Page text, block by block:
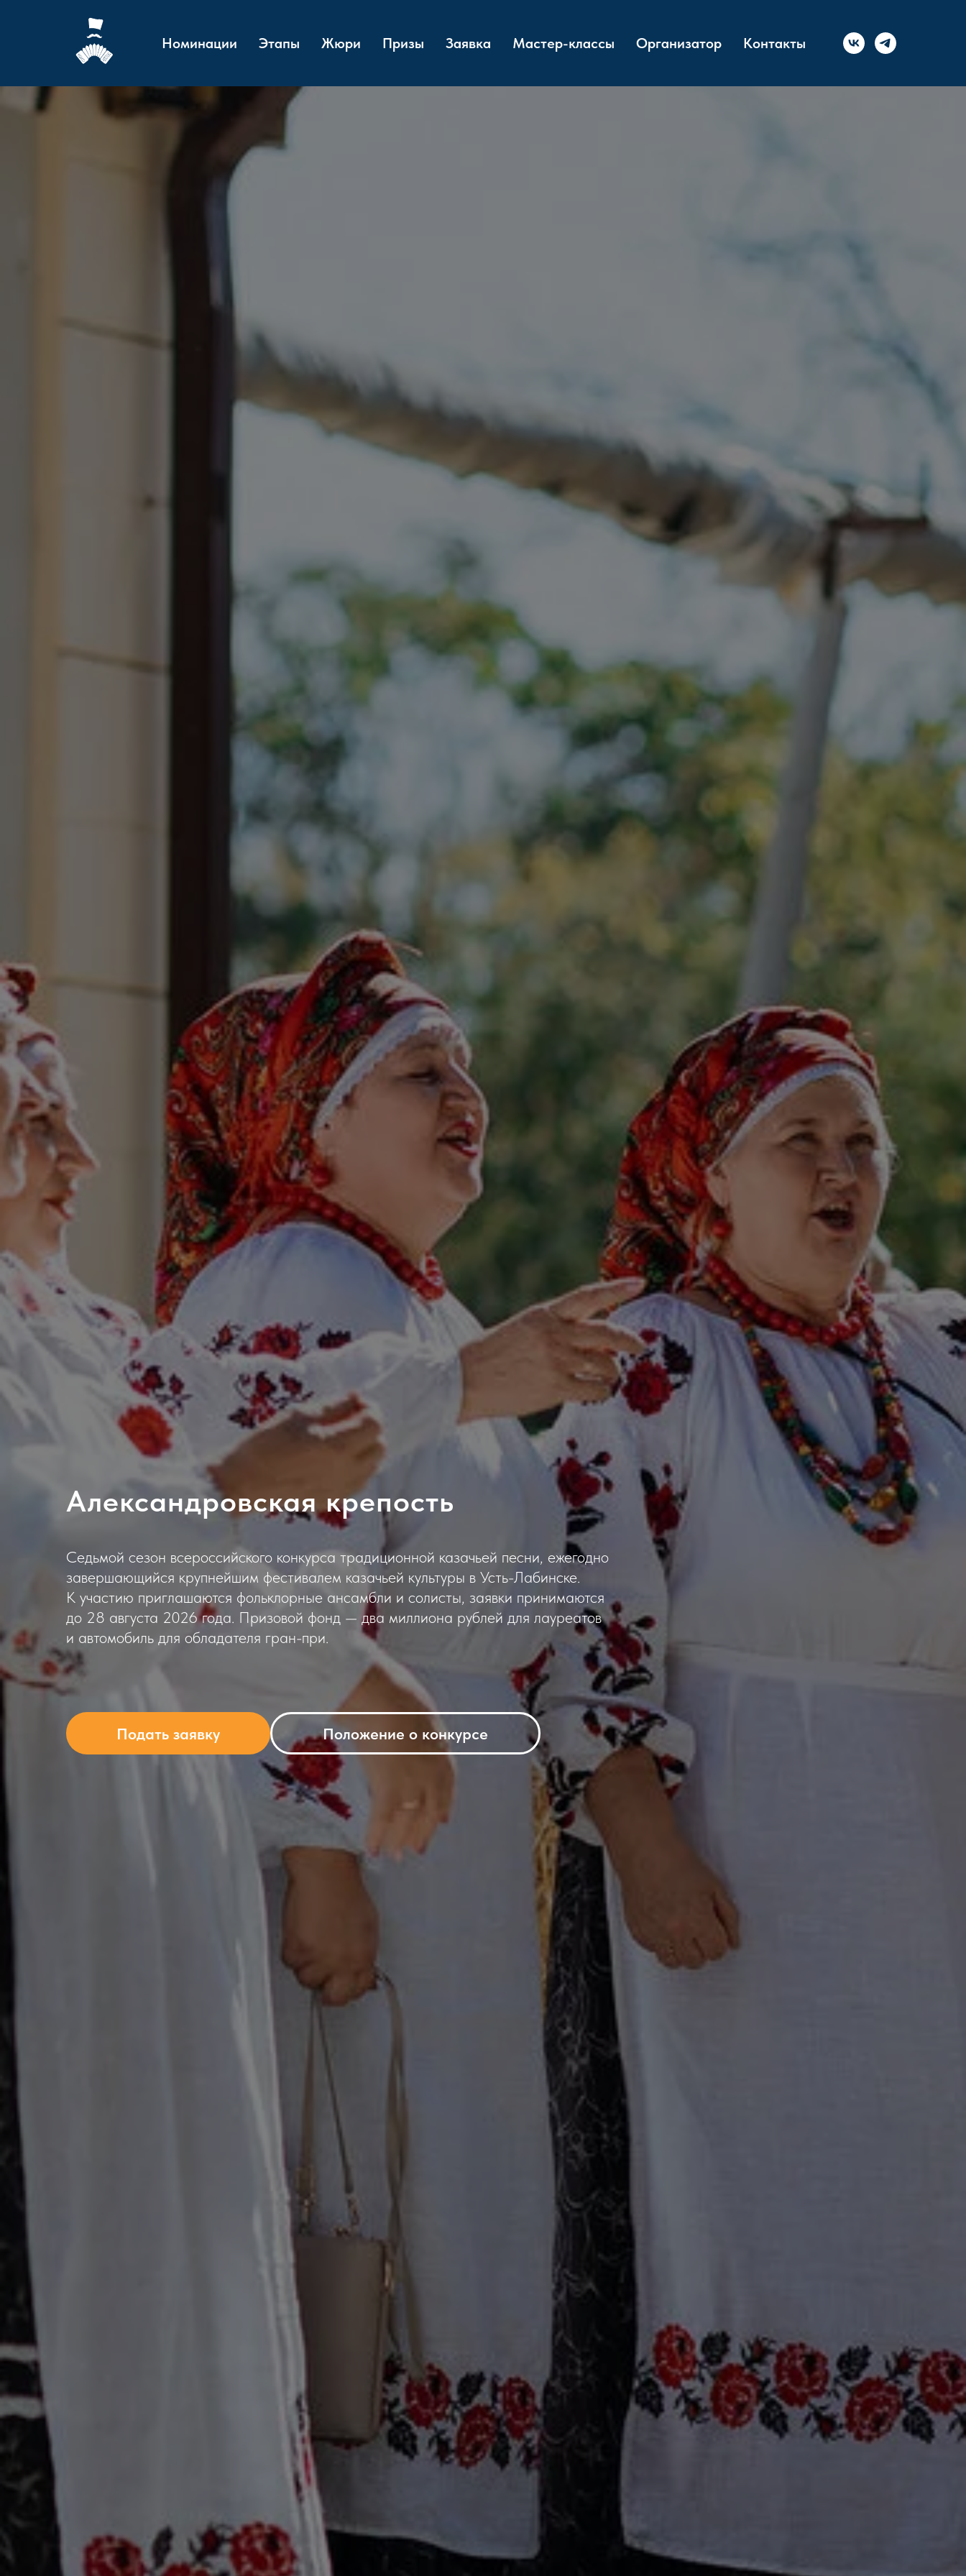
Номинации Этапы Жюри Призы Заявка Мастер-классы Организатор Контакты
Александровская крепость
Седьмой сезон всероссийского конкурса традиционной казачьей песни, ежегодно
завершающийся крупнейшим фестивалем казачьей культуры в Усть-Лабинске.
К участию приглашаются фольклорные ансамбли и солисты, заявки принимаются
до 28 августа 2026 года. Призовой фонд — два миллиона рублей для лауреатов
и автомобиль для обладателя гран-при.
Подать заявку Положение о конкурсе